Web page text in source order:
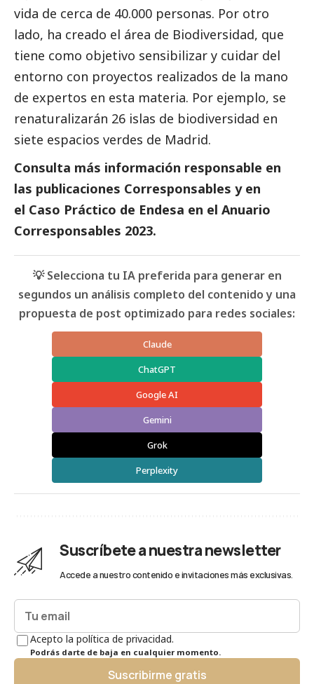
vida de cerca de 40.000 personas. Por otro
lado, ha creado el área de Biodiversidad, que
tiene como objetivo sensibilizar y cuidar del
entorno con proyectos realizados de la mano
de expertos en esta materia. Por ejemplo, se
renaturalizarán 26 islas de biodiversidad en
siete espacios verdes de Madrid.
Consulta más información responsable en
las publicaciones Corresponsables y en
el Caso Práctico de Endesa en el Anuario
Corresponsables 2023.
💡 Selecciona tu IA preferida para generar en
segundos un análisis completo del contenido y una
propuesta de post optimizado para redes sociales:
Claude
ChatGPT
Google AI
Gemini
Grok
Perplexity
Suscríbete a nuestra newsletter
Accede a nuestro contenido e invitaciones más exclusivas.
Acepto la política de privacidad.
Podrás darte de baja en cualquier momento.
Suscribirme gratis